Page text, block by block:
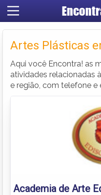
Artes Plásticas
Aqui você Encontra! as
atividades relacionadas
e região, com telefone e
Academia de Arte